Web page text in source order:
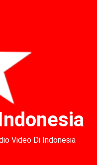
Video Di Indonesia